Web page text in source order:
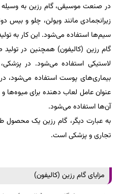
در صنعت موسیقی، گام رزین به
زیرانجمادی مانند ویولن، چلو و بیس
سیم‌ها استفاده می‌شود. این کار به
گام رزین (کالیفون) همچنین در
لاستیکی استفاده می‌شود. در پزشکی،
بیماری‌های پوست استفاده می‌شود، در
عنوان عامل لعاب دهنده برای میوه‌ها
آن‌ها استفاده می‌شود.
به عبارت دیگر، گام رزین یک محصول
تجاری و پزشکی است.
مزایای گام رزین (کالیفون)